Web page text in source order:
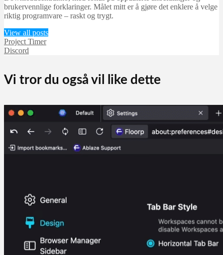
brukervennlige forklaringer. Målet mitt er å gjøre det enklere å velge
riktig programvare – raskt og trygt.
View all posts
Project Timer
Discord
Vi tror du også vil like dette